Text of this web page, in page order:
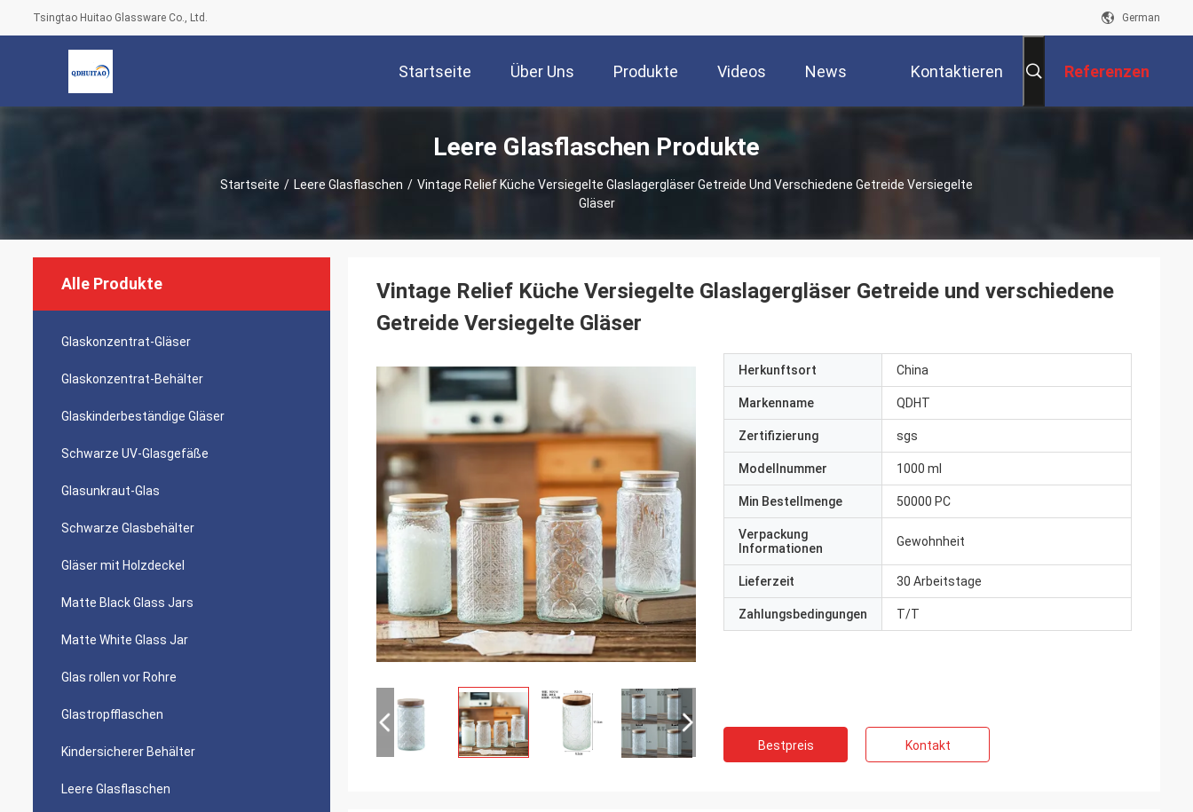
Tsingtao Huitao Glassware Co., Ltd. German
Startseite Über Uns Produkte Videos News Kontaktieren Referenzen
Leere Glasflaschen Produkte
Startseite / Leere Glasflaschen / Vintage Relief Küche Versiegelte Glaslagergläser Getreide Und Verschiedene Getreide Versiegelte
Gläser
Alle Produkte
Glaskonzentrat-Gläser
Glaskonzentrat-Behälter
Glaskinderbeständige Gläser
Schwarze UV-Glasgefäße
Glasunkraut-Glas
Schwarze Glasbehälter
Gläser mit Holzdeckel
Matte Black Glass Jars
Matte White Glass Jar
Glas rollen vor Rohre
Glastropfflaschen
Kindersicherer Behälter
Leere Glasflaschen
Vintage Relief Küche Versiegelte Glaslagergläser Getreide und verschiedene
Getreide Versiegelte Gläser
Herkunftsort China
Markenname QDHT
Zertifizierung sgs
Modellnummer 1000 ml
Min Bestellmenge 50000 PC
Verpackung
Informationen
Gewohnheit
Lieferzeit 30 Arbeitstage
Zahlungsbedingungen T/T
Bestpreis Kontakt